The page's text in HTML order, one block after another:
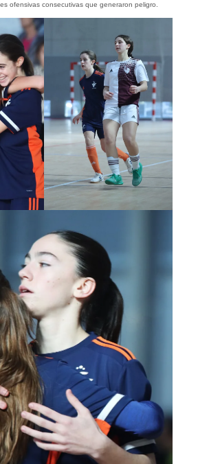
ofensivas consecutivas que generaron peligro.